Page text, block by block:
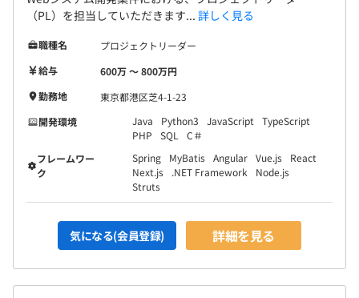
（PL）を担当していただきます... 詳しく見る
職種名
プロジェクトリーダー
給与
600万 〜 800万円
勤務地
東京都港区芝4-1-23
開発環境
Java Python3 JavaScript
TypeScript
PHP
SQL
C＃
フレームワー
ク
Spring MyBatis Angular Vue.js
React
Next.js
.NET Framework
Node.js
Struts
気になる(会員登録) 詳細を見る